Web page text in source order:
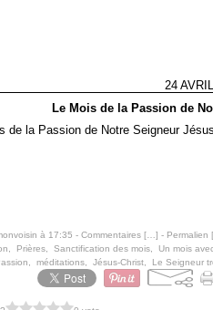
24
Le Mois de la Passion de
à 17:35 - Commentaires [ ] - Permalien [
Prières Sanctification des mois Un mois
méditations Jésus-Christ Le Seigneur